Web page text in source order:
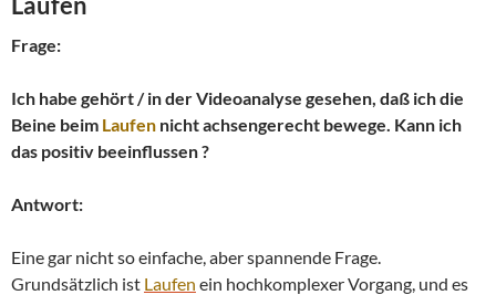
Frage:
Ich habe gehört / in der Videoanalyse gesehen, daß ich die
Beine beim Laufen nicht achsengerecht bewege. Kann ich
das positiv beeinflussen ?
Antwort:
Eine gar nicht so einfache, aber spannende Frage.
Grundsätzlich ist Laufen ein hochkomplexer Vorgang, und es